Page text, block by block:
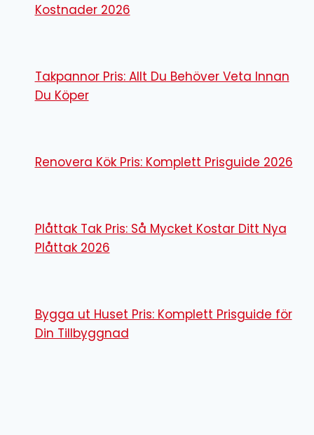
Kostnader 2026
Takpannor Pris: Allt Du Behöver Veta Innan
Du Köper
Renovera Kök Pris: Komplett Prisguide 2026
Plåttak Tak Pris: Så Mycket Kostar Ditt Nya
Plåttak 2026
Bygga ut Huset Pris: Komplett Prisguide för
Din Tillbyggnad